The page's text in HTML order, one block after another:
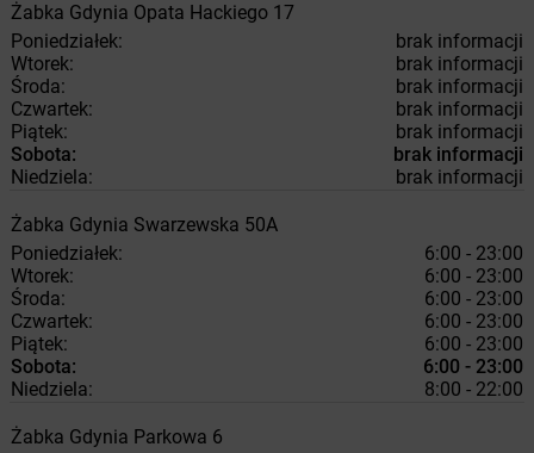
Żabka Gdynia Opata Hackiego 17
Poniedziałek:
brak informacji
Wtorek:
brak informacji
Środa:
brak informacji
Czwartek:
brak informacji
Piątek:
brak informacji
Sobota:
brak informacji
Niedziela:
brak informacji
Żabka Gdynia Swarzewska 50A
Poniedziałek:
6:00 - 23:00
Wtorek:
6:00 - 23:00
Środa:
6:00 - 23:00
Czwartek:
6:00 - 23:00
Piątek:
6:00 - 23:00
Sobota:
6:00 - 23:00
Niedziela:
8:00 - 22:00
Żabka Gdynia Parkowa 6